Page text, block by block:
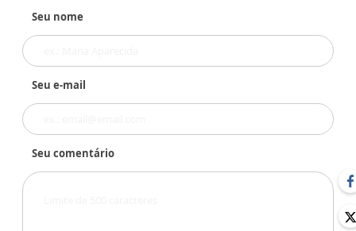
Seu nome
Seu e-mail
Seu comentário